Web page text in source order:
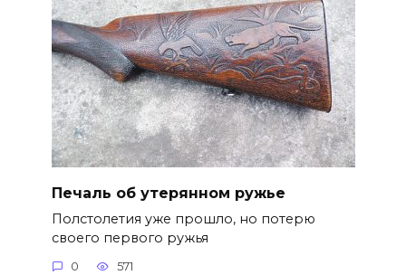
Печаль об утерянном ружье
Полстолетия уже прошло, но потерю
своего первого ружья
0 571